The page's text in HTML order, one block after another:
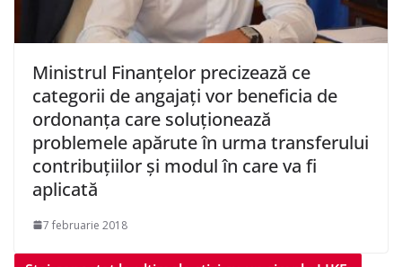
Ministrul Finanţelor precizează ce
categorii de angajaţi vor beneficia de
ordonanţa care soluţionează
problemele apărute în urma transferului
contribuţiilor şi modul în care va fi
aplicată
7 februarie 2018